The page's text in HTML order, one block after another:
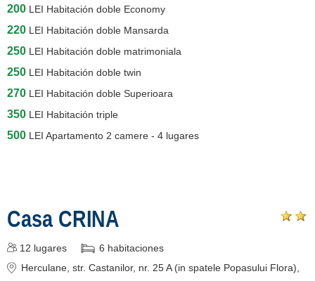
200 LEI Habitación doble Economy
220 LEI Habitación doble Mansarda
250 LEI Habitación doble matrimoniala
250 LEI Habitación doble twin
270 LEI Habitación doble Superioara
350 LEI Habitación triple
500 LEI Apartamento 2 camere - 4 lugares
Casa CRINA
12 lugares 6 habitaciones
Herculane , str. Castanilor, nr. 25 A (in spatele Popasului Flora)